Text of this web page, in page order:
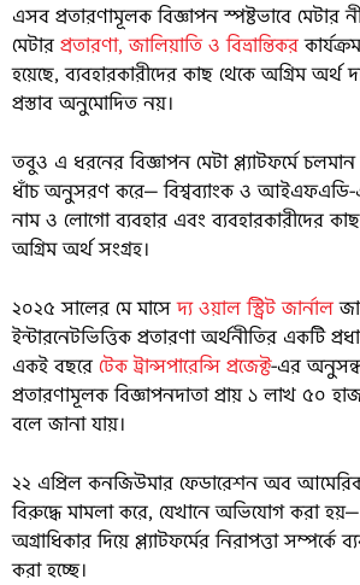
এসব প্রতারণামূলক বিজ্ঞাপন স্পষ্টভাবে মেটার
মেটার প্রতারণা, জালিয়াতি ও বিভ্রান্তিকর
হয়েছে, ব্যবহারকারীদের কাছ থেকে অগ্রিম অর্থ
প্রস্তাব অনুমোদিত নয়।
তবুও এ ধরনের বিজ্ঞাপন মেটা প্ল্যাটফর্মে
ধাঁচ অনুসরণ করে— বিশ্বব্যাংক ও আইএফএডি-
নাম ও লোগো ব্যবহার এবং ব্যবহারকারীদের
অগ্রিম অর্থ সংগ্রহ।
২০২৫ সালের মে মাসেদ্য ওয়াল স্ট্রিট জার্নাল
ইন্টারনেটভিত্তিক প্রতারণা অর্থনীতির একটি
একই বছরে টেক ট্রান্সপারেন্সি প্রজেক্ট-এর
প্রতারণামূলক বিজ্ঞাপনদাতা প্রায় ১ লাখ ৫০
বলে জানা যায়।
২২ এপ্রিল কনজিউমার ফেডারেশন অব
বিরুদ্ধে মামলা করে, যেখানে অভিযোগ করা
অগ্রাধিকার দিয়ে প্ল্যাটফর্মের নিরাপত্তা সম্পর্কে
করা হচ্ছে।